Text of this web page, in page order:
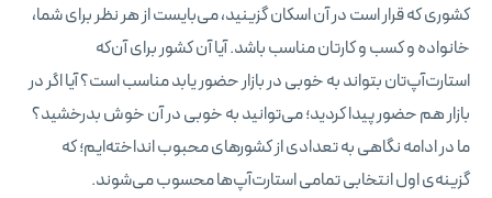
کشوری که قرار است در آن اسکان گزینید، می‌بایست از هر نظر برای شما،
خانواده و کسب و کارتان مناسب باشد. آیا آن کشور برای آن‌که
استارت‌آپ‌تان بتواند به خوبی در بازار حضور یابد مناسب است؟ آیا اگر در
بازار هم حضور پیدا کردید؛ می‌توانید به خوبی در آن خوش بدرخشید؟
ما در ادامه نگاهی به تعدادی از کشورهای محبوب انداخته‌ایم؛ که
گزینه‌ی اول انتخابی تمامی استارت‌آپ‌ها محسوب می‌شوند.